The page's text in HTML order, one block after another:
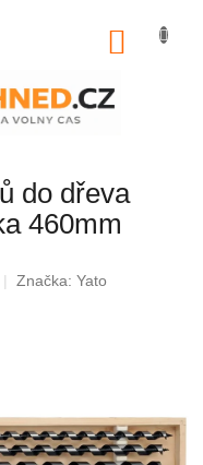
do dřeva
460mm
Značka: Yato